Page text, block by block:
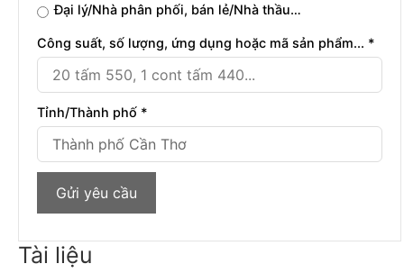
Đại lý/Nhà phân phối, bán lẻ/Nhà thầu…
Công suất, số lượng, ứng dụng hoặc mã sản phẩm... *
Tỉnh/Thành phố *
Tài liệu